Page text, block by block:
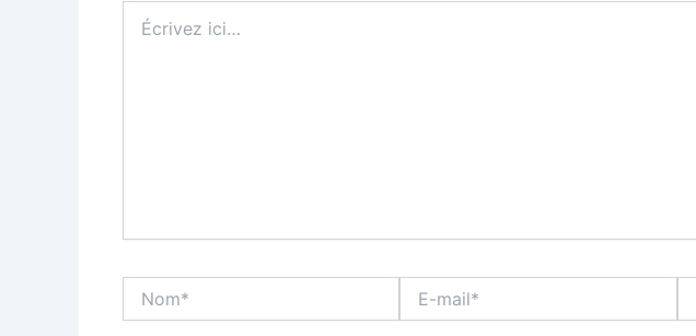
ici…
mail*